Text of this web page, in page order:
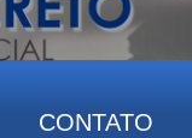
CONTATO